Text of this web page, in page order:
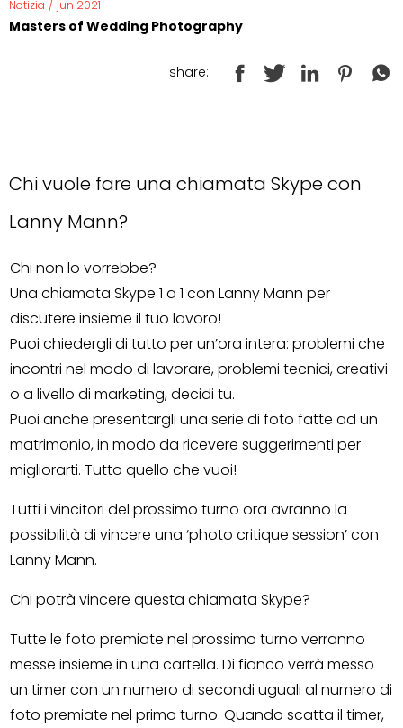
Notizia / jun 2021
Masters of Wedding Photography
share:
Chi vuole fare una chiamata Skype con
Lanny Mann?
Chi non lo vorrebbe?
Una chiamata Skype 1 a 1 con Lanny Mann per
discutere insieme il tuo lavoro!
Puoi chiedergli di tutto per un’ora intera: problemi che
incontri nel modo di lavorare, problemi tecnici, creativi
o a livello di marketing, decidi tu.
Puoi anche presentargli una serie di foto fatte ad un
matrimonio, in modo da ricevere suggerimenti per
migliorarti. Tutto quello che vuoi!
Tutti i vincitori del prossimo turno ora avranno la
possibilità di vincere una ‘photo critique session’ con
Lanny Mann.
Chi potrà vincere questa chiamata Skype?
Tutte le foto premiate nel prossimo turno verranno
messe insieme in una cartella. Di fianco verrà messo
un timer con un numero di secondi uguali al numero di
foto premiate nel primo turno. Quando scatta il timer,